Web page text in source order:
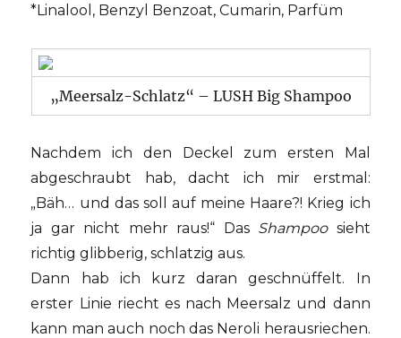
*Linalool, Benzyl Benzoat, Cumarin, Parfüm
„Meersalz-Schlatz“ – LUSH Big Shampoo
Nachdem ich den Deckel zum ersten Mal
abgeschraubt hab, dacht ich mir erstmal:
„Bäh… und das soll auf meine Haare?! Krieg ich
ja gar nicht mehr raus!“ Das Shampoosieht
richtig glibberig, schlatzig aus.
Dann hab ich kurz daran geschnüffelt. In
erster Linie riecht es nach Meersalz und dann
kann man auch noch das Neroli herausriechen.